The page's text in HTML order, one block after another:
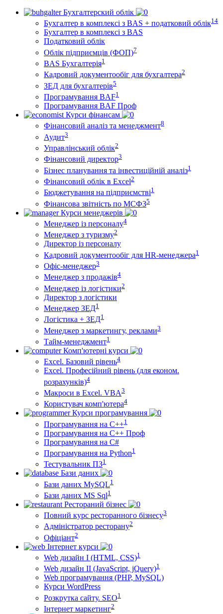
Бухгалтерский облік
Бухгалтер в комплексі з BAS + податковий облік14
Бухгалтер в комплексі з BAS
Податковий облік
Облік підприємців (ФОП)7
BAS Бухгалтерія1
Кадровий документообіг для бухгалтера2
ЗЕД для бухгалтерів5
Програмування BAF1
Програмування BAF Проф
Курси фінансам
Фінансовий аналіз та менеджмент8
Аудит3
Управлінський облік2
Фінансовий директор3
Бізнес планування та інвестиційній аналіз1
Фінансовий облiк в Excel2
Бюджетування на підприємстві1
Фінансова звітність по МСФЗ5
Курси менеджерів
Менеджер із персоналу4
Менеджер з туризму2
Директор iз персоналу
Кадровий документообіг для HR-менеджера1
Офіс-менеджер3
Менеджер з продажів4
Менеджер із логістики2
Директор з логістики
Менеджер ЗEД1
Логістика + ЗЕД1
Менеджер з маркетингу, реклами3
Тайм-менеджмент1
Комп'ютерні курси
Excel. Базовий рівень4
Excel. Професійний рівень (для економ.
розрахунків)4
Макроси в Excel. VBA3
Користувач комп'ютера4
Курси програмування
Програмування на С++1
Програмування на С++ Проф
Програмування на C#
Програмування на Python1
Тестувальник ПЗ1
Бази даних
Бази даних MySQL1
Бази даних MS Sql1
Рестораний бізнес
Повний курс ресторанного бізнесу3
Адміністратор ресторану2
Офіціант2
Інтернет курси
Web дизайн I (HTML, CSS)1
Web дизайн II (JavaScript, jQuery)1
Web програмування (PHP, MySQL)
Курси WordPress
Розкрутка сайту. SEO1
Інтернет маркетинг2